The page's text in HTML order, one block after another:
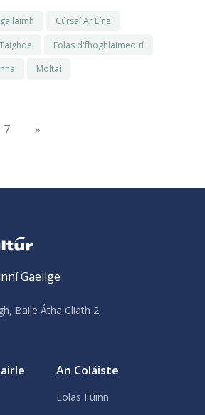
Cúrsaí Ar Líne
Taighde
Eolas d'fhoghlaimeoirí
Moltaí
7 »
Gaeilge
Baile Átha Cliath 2,
An Coláiste
Eolas Fúinn